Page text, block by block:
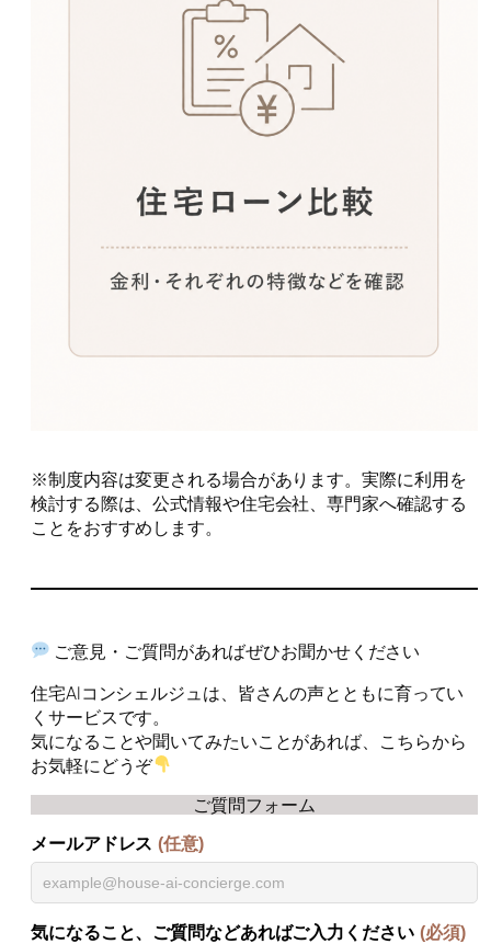
※制度内容は変更される場合があります。実際に利用を
検討する際は、公式情報や住宅会社、専門家へ確認する
ことをおすすめします。
ご意見・ご質問があればぜひお聞かせください
住宅AIコンシェルジュは、皆さんの声とともに育ってい
くサービスです。
気になることや聞いてみたいことがあれば、こちらから
お気軽にどうぞ
ご質問フォーム
メールアドレス (任意)
気になること、ご質問などあればご入力ください (必須)